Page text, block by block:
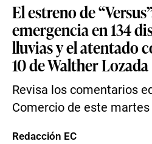
El estreno de
emergencia en 134
lluvias y el atentado
10 de Walther Lozada
Revisa los comentarios
Comercio de este martes
Redacción EC